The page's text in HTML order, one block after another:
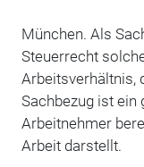
München. Als
Steuerrecht
Arbeitsverhältnis,
Sachbezug ist ein
Arbeitnehmer
Arbeit darstellt.